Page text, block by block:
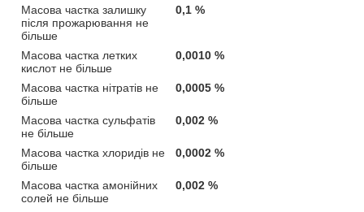
Масова частка залишку
після прожарювання не
більше
0,1 %
Масова частка летких
кислот не більше
0,0010 %
Масова частка нітратів не
більше
0,0005 %
Масова частка сульфатів
не більше
0,002 %
Масова частка хлоридів не
більше
0,0002 %
Масова частка амонійних
солей не більше
0,002 %